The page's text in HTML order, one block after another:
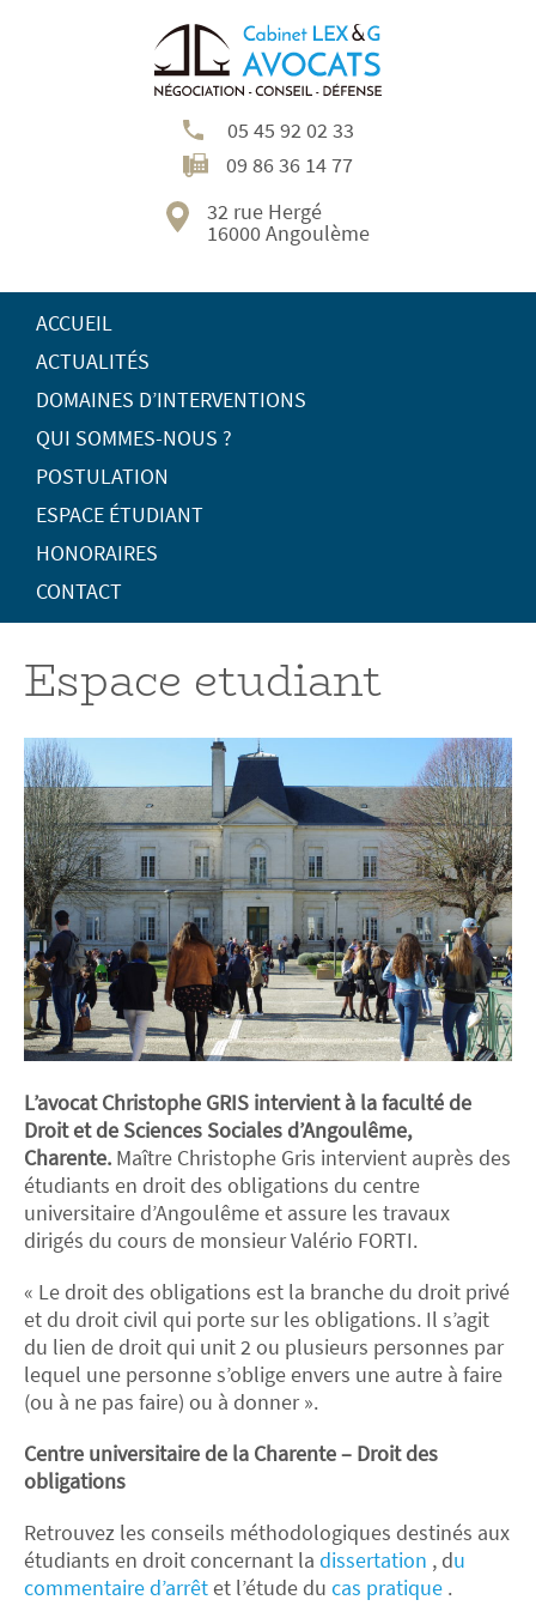
05 45 92 02 33
09 86 36 14 77
32 rue Hergé
16000 Angoulème
ACCUEIL
ACTUALITÉS
DOMAINES D’INTERVENTIONS
QUI SOMMES-NOUS ?
POSTULATION
ESPACE ÉTUDIANT
HONORAIRES
CONTACT
Espace etudiant
L’avocat Christophe GRIS intervient à la faculté de
Droit et de Sciences Sociales d’Angoulême,
Charente. Maître Christophe Gris intervient auprès des
étudiants en droit des obligations du centre
universitaire d’Angoulême et assure les travaux
dirigés du cours de monsieur Valério FORTI.
« Le droit des obligations est la branche du droit privé
et du droit civil qui porte sur les obligations. Il s’agit
du lien de droit qui unit 2 ou plusieurs personnes par
lequel une personne s’oblige envers une autre à faire
(ou à ne pas faire) ou à donner ».
Centre universitaire de la Charente – Droit des
obligations
Retrouvez les conseils méthodologiques destinés aux
étudiants en droit concernant la dissertation , du
commentaire d’arrêtet l’étude du cas pratique .